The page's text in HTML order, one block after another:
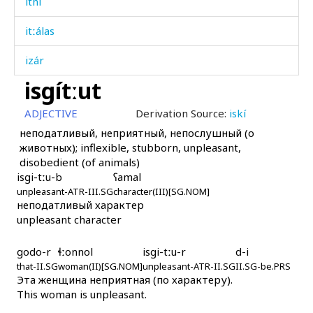
itːálas
izár
izárət'u
izáːren
iš
iš áčas
išár
išárkunnut
išárχmul
isgítːut
ADJECTIVE Derivation Source: iskí
неподатливый, неприятный, непослушный (о
животных); inflexible, stubborn, unpleasant,
disobedient (of animals)
isgi-tːu-b
unpleasant-ATR-III.SG
ʕamal
character(III)[SG.NOM]
неподатливый характер
unpleasant character
godo-r
that-II.SG
ɬːonnol
woman(II)[SG.NOM]
isgi-tːu-r
unpleasant-ATR-II.SG
d-i
II.SG-be.PRS
Эта женщина неприятная (по характеру).
This woman is unpleasant.